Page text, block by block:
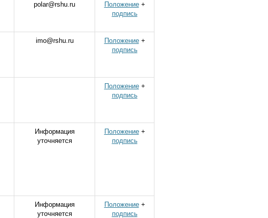
polar@rshu.ru Положение+
подпись
imo@rshu.ru Положение+
подпись
Положение+
подпись
Информация
уточняется
Положение+
подпись
Информация
уточняется
Положение+
подпись